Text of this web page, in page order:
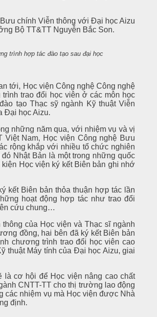
chính Viễn thông với Đại học Aizu
Bộ TT&TT Nguyễn Bắc Son.
trình hợp tác đào tạo sau đại học
tới, Học viện Công nghệ Công nghệ
trao đổi học viên ở các môn học
tạo Thạc sỹ ngành Kỹ thuật Viễn
Đại học Aizu.
những năm qua, với nhiệm vụ và vị
Nam, Học viện Công nghệ Bưu
rộng khắp với nhiều tổ chức nghiên
Nhật Bản là một trong những quốc
Học viện ký kết Biên bản ghi nhớ
kết Biên bản thỏa thuận hợp tác lần
hoạt động hợp tác như trao đổi
cứu chung…
của Học viện và Thạc sĩ ngành
đồng, hai bên đã ký kết Biên bản
chương trình trao đổi học viên cao
thuật Máy tính của Đại học Aizu, giai
là cơ hội để Học viện nâng cao chất
CNTT-TT cho thị trường lao động
các nhiệm vụ mà Học viện được Nhà
định.